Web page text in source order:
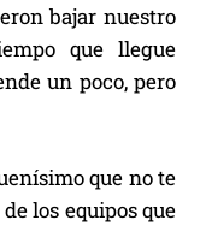
bajar nuestro
que llegue
un poco, pero
que no te
los equipos que